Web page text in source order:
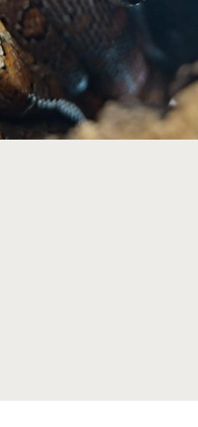
to close